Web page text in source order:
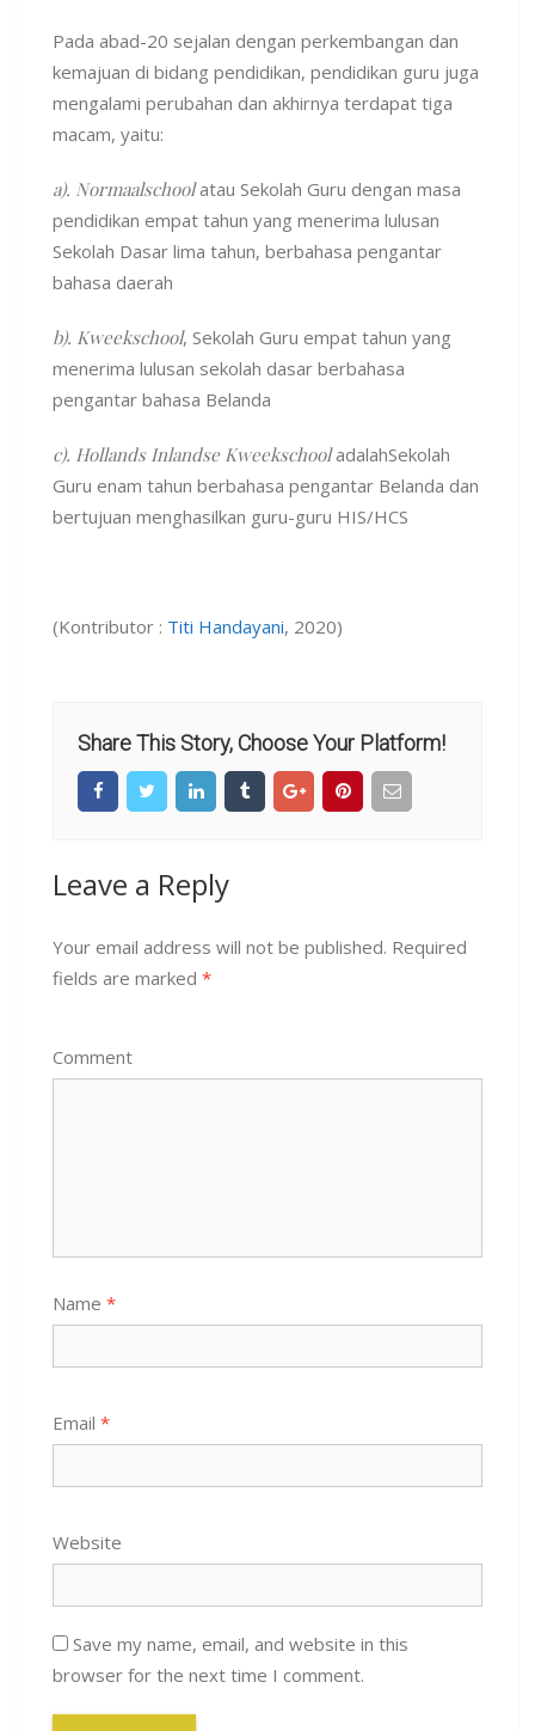
Pada abad-20 sejalan dengan perkembangan dan
kemajuan di bidang pendidikan, pendidikan guru juga
mengalami perubahan dan akhirnya terdapat tiga
macam, yaitu:
a). Normaalschoolatau Sekolah Guru dengan masa
pendidikan empat tahun yang menerima lulusan
Sekolah Dasar lima tahun, berbahasa pengantar
bahasa daerah
b). Kweekschool, Sekolah Guru empat tahun yang
menerima lulusan sekolah dasar berbahasa
pengantar bahasa Belanda
c). Hollands Inlandse KweekschooladalahSekolah
Guru enam tahun berbahasa pengantar Belanda dan
bertujuan menghasilkan guru-guru HIS/HCS
(Kontributor : Titi Handayani, 2020)
Share This Story, Choose Your Platform!
Leave a Reply
Your email address will not be published. Required
fields are marked *
Comment
Name *
Email *
Website
Save my name, email, and website in this
browser for the next time I comment.